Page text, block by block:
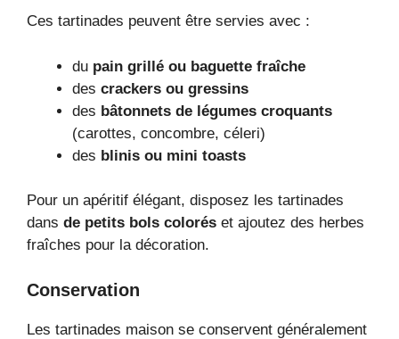
Ces tartinades peuvent être servies avec :
du pain grillé ou baguette fraîche
des crackers ou gressins
des bâtonnets de légumes croquants
(carottes, concombre, céleri)
des blinis ou mini toasts
Pour un apéritif élégant, disposez les tartinades
dans de petits bols colorés et ajoutez des herbes
fraîches pour la décoration.
Conservation
Les tartinades maison se conservent généralement